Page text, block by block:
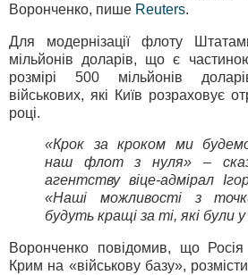
Воронченко, пише Reuters.
Для модернізації флоту
мільйонів доларів, що є
розмірі 500 мільйонів
військових, які Київ розраховує
році.
«Крок за кроком ми
наш флот з нуля» –
агентству віце-адмірал
«Наші можливості з
будуть кращі за ті, які були
Воронченко повідомив, що
Крим на «військову базу»,